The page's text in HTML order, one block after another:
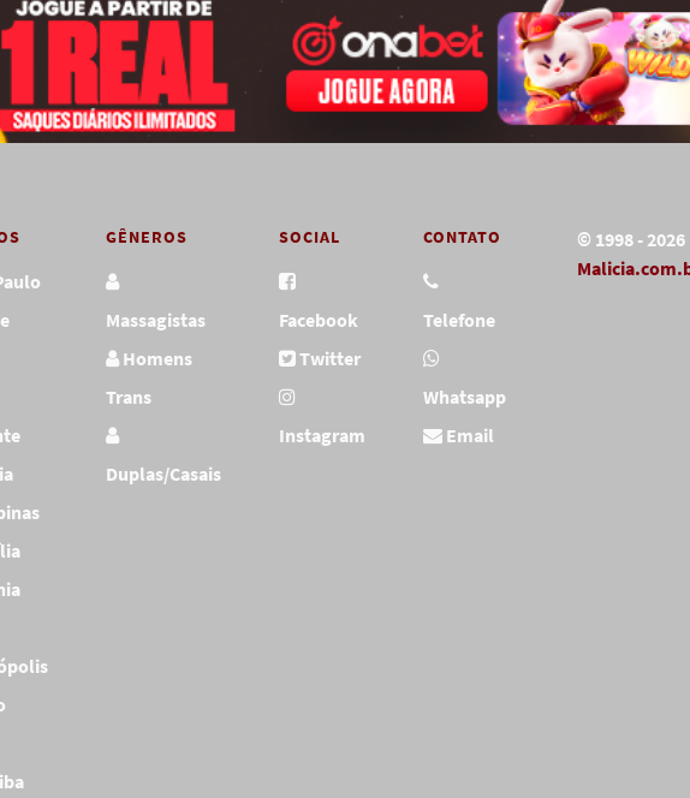
GÊNEROS
Massagistas
Homens
Trans
Duplas/Casais
SOCIAL
Facebook
Twitter
Instagram
CONTATO
Telefone
Whatsapp
Email
© 1998 - 2026